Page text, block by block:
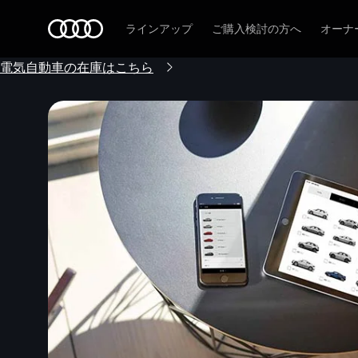
ラインアップ ご購入検討の方へ オーナ
電気自動車の在庫はこちら